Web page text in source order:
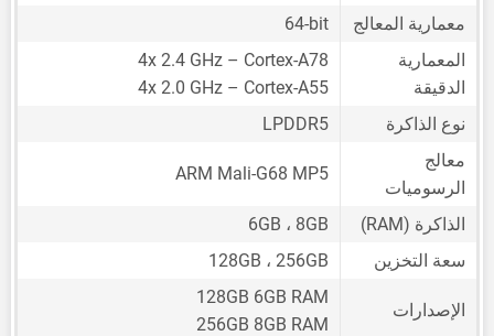
معمارية المعالج
64-bit
المعمارية
الدقيقة
4x 2.4 GHz – Cortex-A78
4x 2.0 GHz – Cortex-A55
نوع الذاكرة
LPDDR5
معالج
الرسوميات
ARM Mali-G68 MP5
الذاكرة (RAM)
6GB ، 8GB
سعة التخزين
128GB ، 256GB
الإصدارات
128GB 6GB RAM
256GB 8GB RAM